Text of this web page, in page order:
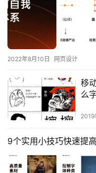
2022年8月10日 网页设计
移
么
2019
9个实用小技巧快速提